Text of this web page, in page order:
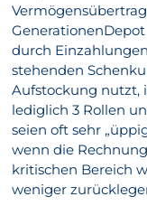
durch
stehenden
Aufstockung nutzt,
lediglich 3 Rollen
seien oft sehr
wenn die
kritischen Bereich
weniger